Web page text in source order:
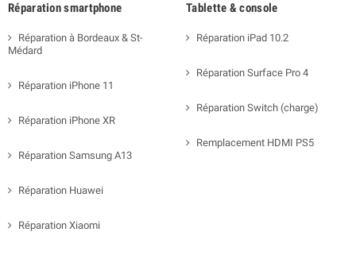
Réparation smartphone
Réparation à Bordeaux & St-
Médard
Réparation iPhone 11
Réparation iPhone XR
Réparation Samsung A13
Réparation Huawei
Réparation Xiaomi
Tablette & console
Réparation iPad 10.2
Réparation Surface Pro 4
Réparation Switch (charge)
Remplacement HDMI PS5